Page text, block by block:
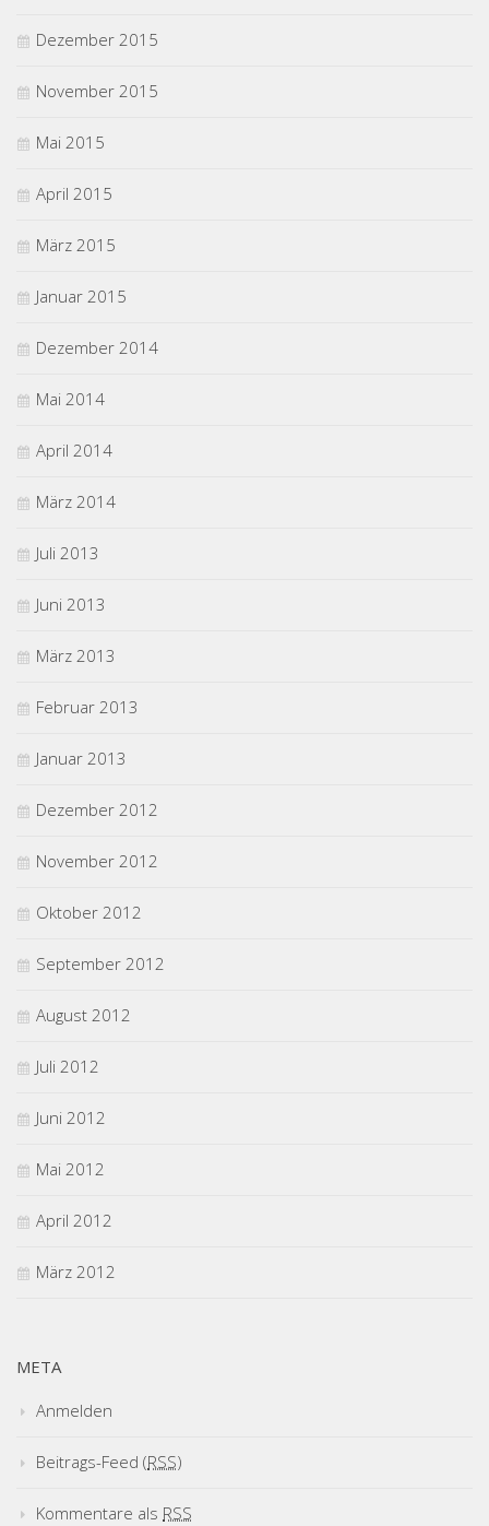
Dezember 2015
November 2015
Mai 2015
April 2015
März 2015
Januar 2015
Dezember 2014
Mai 2014
April 2014
März 2014
Juli 2013
Juni 2013
März 2013
Februar 2013
Januar 2013
Dezember 2012
November 2012
Oktober 2012
September 2012
August 2012
Juli 2012
Juni 2012
Mai 2012
April 2012
März 2012
META
Anmelden
Beitrags-Feed (RSS)
Kommentare als RSS